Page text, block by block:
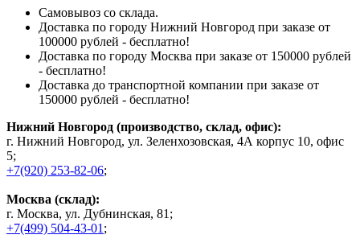
Самовывоз со склада.
Доставка по городу Нижний Новгород при заказе от
100000 рублей - бесплатно!
Доставка по городу Москва при заказе от 150000 рублей
- бесплатно!
Доставка до транспортной компании при заказе от
150000 рублей - бесплатно!
Нижний Новгород (производство, склад, офис):
г. Нижний Новгород, ул. Зеленхозовская, 4А корпус 10, офис
5;
+7(920) 253-82-06;
Москва (склад):
г. Москва, ул. Дубнинская, 81;
+7(499) 504-43-01 ;